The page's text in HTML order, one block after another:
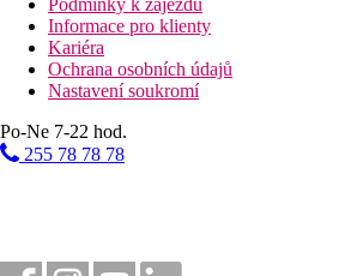
Podmínky k zájezdu
Informace pro klienty
Kariéra
Ochrana osobních údajů
Nastavení soukromí
Po-Ne 7-22 hod.
255 78 78 78